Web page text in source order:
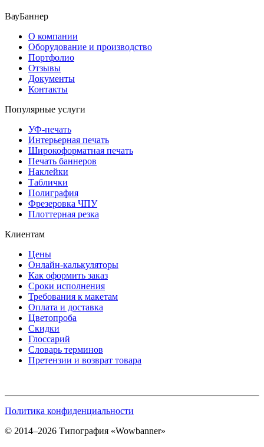
ВауБаннер
О компании
Оборудование и производство
Портфолио
Отзывы
Документы
Контакты
Популярные услуги
УФ-печать
Интерьерная печать
Широкоформатная печать
Печать баннеров
Наклейки
Таблички
Полиграфия
Фрезеровка ЧПУ
Плоттерная резка
Клиентам
Цены
Онлайн-калькуляторы
Как оформить заказ
Сроки исполнения
Требования к макетам
Оплата и доставка
Цветопроба
Скидки
Глоссарий
Словарь терминов
Претензии и возврат товара
Политика конфиденциальности
© 2014–2026 Типография «Wowbanner»